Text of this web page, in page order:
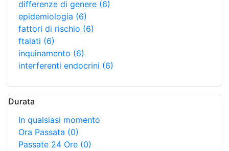
differenze di genere (6)
epidemiologia (6)
fattori di rischio (6)
ftalati (6)
inquinamento (6)
interferenti endocrini (6)
Durata
In qualsiasi momento
Ora Passata (0)
Passate 24 Ore (0)